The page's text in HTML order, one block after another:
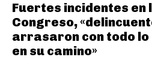
Fuertes incidentes
Congreso,
arrasaron con todo
en su camino»